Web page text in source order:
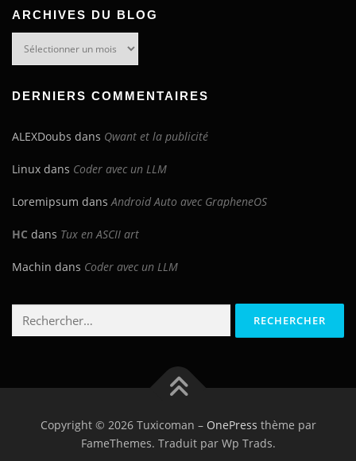
ARCHIVES DU BLOG
DERNIERS COMMENTAIRES
ALEXDoubs dans Qwant et la publicité
Linux dans Coder avec un LLM
Loremipsum dans Android Auto avec GrapheneOS
HC dans Tux en ASCII art
Machin dans Coder avec un LLM
Rechercher :
Copyright © 2026 Tuxicoman – OnePress thème par
FameThemes. Traduit par Wp Trads.